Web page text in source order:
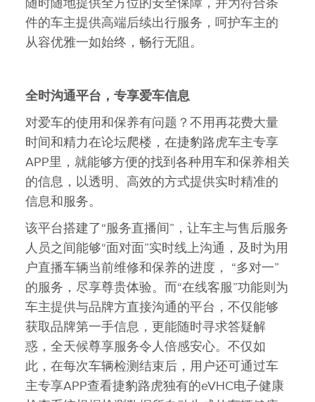
随时随地提供全方位的安全保障，并为符合条
件的车主提供高端后续出行服务，呵护车主的
从容优雅一如始终，畅行无阻。
全时沟通平台，专享爱车信息
对爱车的使用和保养有问题？不用再花费大量
时间和精力在论坛爬楼，在捷豹路虎车主专享
APP里，就能够方便的找到各种用车和保养相关
的信息，以透明、高效的方式提供实时精准的
信息和服务。
该平台搭建了“服务直播间”，让车主与售后服务
人员之间能够“面对面”实时线上沟通，及时为用
户直播车辆当前维修和保养的进度， “多对一”
的服务，尽享尊贵体验。而“在线客服”功能则为
车主提供与品牌方直接沟通的平台，不仅能够
获取品牌第一手信息，更能随时寻求答疑解
惑，全天候尊享服务令人倍感安心。不仅如
此，在每次车辆检测结束后，用户还可通过车
主专享APP查看捷豹路虎独有的eVHC电子健康